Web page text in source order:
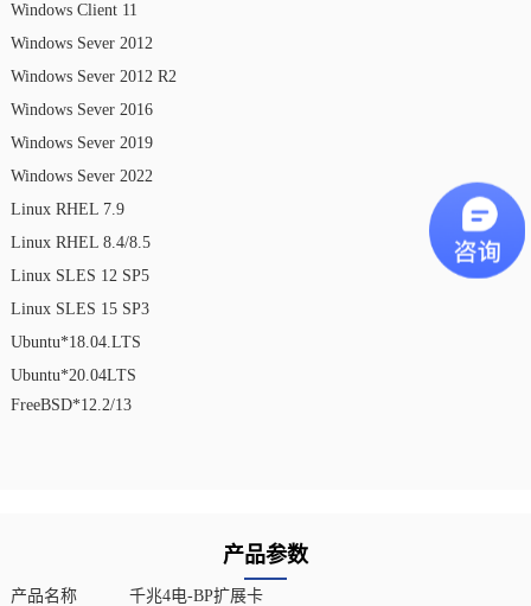
Windows Client 11
Windows Sever 2012
Windows Sever 2012 R2
Windows Sever 2016
Windows Sever 2019
Windows Sever 2022
Linux RHEL 7.9
Linux RHEL 8.4/8.5
Linux SLES 12 SP5
Linux SLES 15 SP3
Ubuntu*18.04.LTS
Ubuntu*20.04LTS
FreeBSD*12.2/13
产品参数
产品名称
千兆4电-BP扩展卡